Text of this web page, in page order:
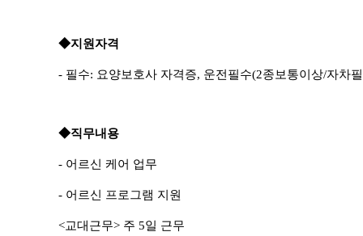
◆지원자격
- 필수: 요양보호사 자격증, 운전필수(2종보통이상/자차
◆직무내용
- 어르신 케어 업무
- 어르신 프로그램 지원
<교대근무> 주 5일 근무